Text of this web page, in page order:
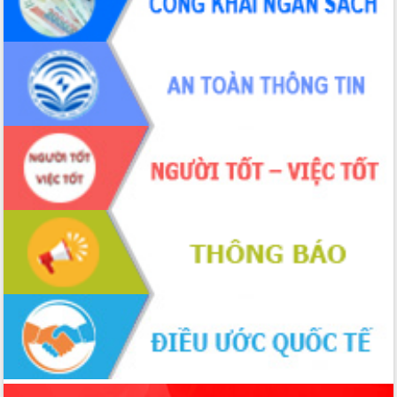
tiến đầu tư tỉnh
Ngành cá ngừ Đắk Lắk chủ động thích
ứng để giữ vững thị trường xuất khẩu
Diễn đàn Kinh tế tư nhân Việt Nam đột
phá cơ chế - Hợp tác công tư
Đề án 06 tạo bước ngoặt đột phá trong
cải cách hành chính tỉnh Đắk Lắk
Kết nối tour, đẩy mạnh chuyển đổi số
để phát triển du lịch Đắk Lắk
Khởi động Dự án Đầu tư xây dựng hạ
tầng kỹ thuật Cụm công nghiệp Tân
Gặp mặt các cơ quan báo chí nhân Kỷ
niệm 101 năm Ngày Báo chí Cách
mạng Việt Nam
Đắk Lắk sơ kết 4 năm triển khai thực
hiện Đề án 06 của Chính phủ
Họp báo thông tin về Hội nghị Công bố
Quy hoạch và Xúc tiến đầu tư tỉnh Đắk
Lắk